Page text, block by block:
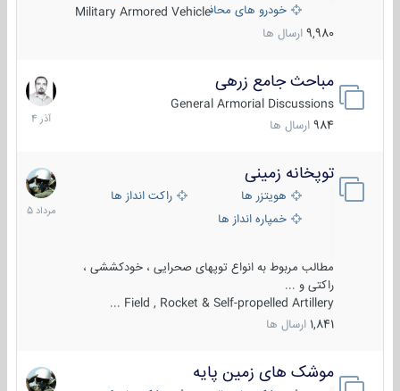
خودرو های محافظت شدهMilitary Armored Vehicle
9,980 ارسال ها
مباحث جامع زرهی
General Armorial Discussions
984 ارسال ها
7
آذر
1404
توپخانه زمینی
هویتزر ها
راکت انداز ها
خمپاره انداز ها
مطالب مربوط به انواع توپهای صحرایی ، خودکششی ،
راکتی و ...
Field , Rocket & Self-propelled Artillery ...
1,841 ارسال ها
9
مرداد
1405
موشک های زمین پایه
2